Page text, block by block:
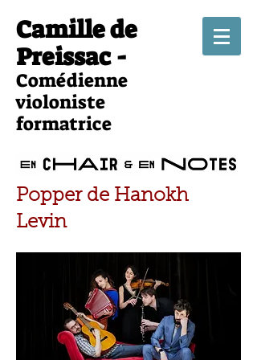
Camille de
Preissac -
Comédienne
violoniste
formatrice
Popper de Hanokh
Levin